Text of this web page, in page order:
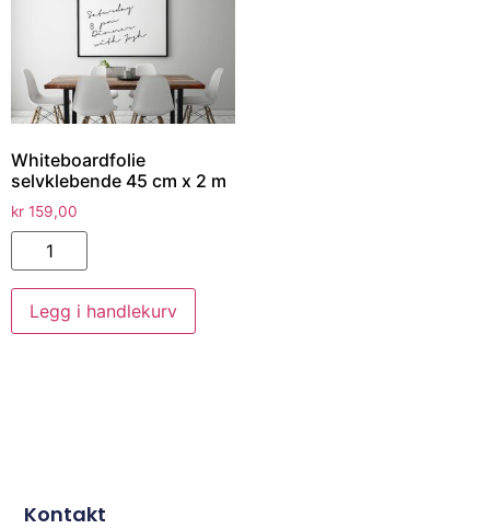
Whiteboardfolie
selvklebende 45 cm x 2 m
kr 159,00
Legg i handlekurv
Kontakt